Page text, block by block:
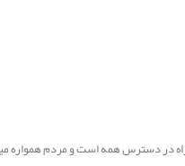
در دسترس همه است و مردم همواره